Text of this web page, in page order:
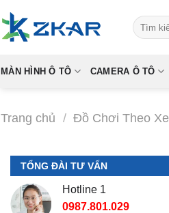
to
content
Tìm
kiếm:
MÀN HÌNH Ô TÔ CAMERA Ô TÔ
Trang chủ / Đồ Chơi Theo Xe
TỔNG ĐÀI TƯ VẤN
Hotline 1
0987.801.029